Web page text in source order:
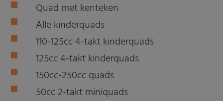
Quad met kenteken
Alle kinderquads
110-125cc 4-takt kinderquads
125cc 4-takt kinderquads
150cc-250cc quads
50cc 2-takt miniquads